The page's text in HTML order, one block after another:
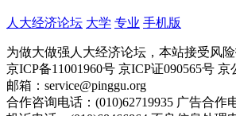
人大经济论坛 大学 专业 手机版
为做大做强人大经济论坛，本站接受风险
京ICP备11001960号 京ICP证090565号
邮箱：service@pinggu.org
合作咨询电话：(010)62719935 广告合作